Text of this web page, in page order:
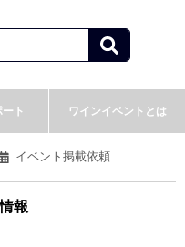
ト ワインイベントとは
イベント掲載依頼
報